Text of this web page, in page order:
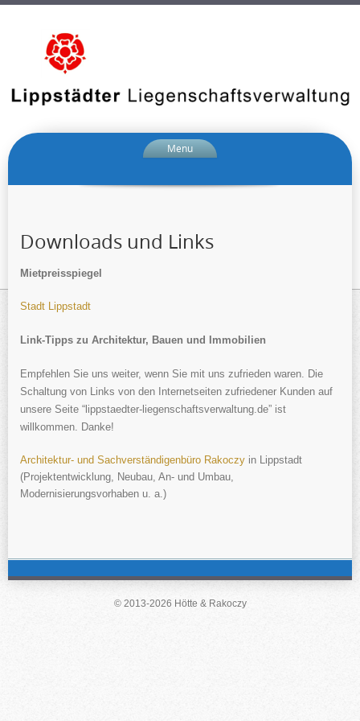
Menu
Downloads und Links
Mietpreisspiegel
Stadt Lippstadt
Link-Tipps zu Architektur, Bauen und Immobilien
Empfehlen Sie uns weiter, wenn Sie mit uns zufrieden waren. Die
Schaltung von Links von den Internetseiten zufriedener Kunden auf
unsere Seite “lippstaedter-liegenschaftsverwaltung.de” ist
willkommen. Danke!
Architektur- und Sachverständigenbüro Rakoczy in Lippstadt
(Projektentwicklung, Neubau, An- und Umbau,
Modernisierungsvorhaben u. a.)
© 2013-2026 Hötte & Rakoczy